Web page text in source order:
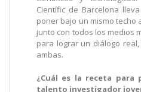
Científic de Barcelona
poner bajo un mismo techo
junto con todos los medios
para lograr un diálogo
ambas.
¿Cuál es la receta para
talento investigador